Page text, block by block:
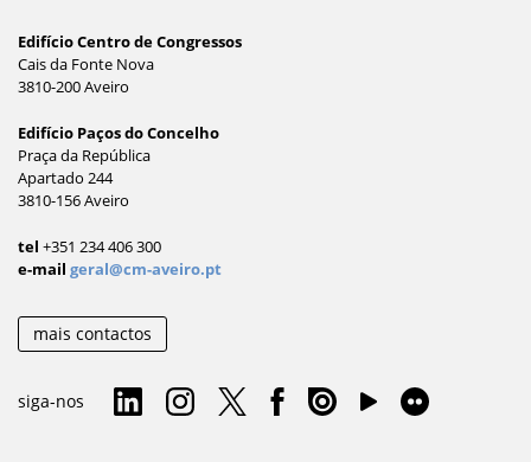
Edifício Centro de Congressos
Cais da Fonte Nova
3810-200 Aveiro
Edifício Paços do Concelho
Praça da República
Apartado 244
3810-156 Aveiro
tel +351 234 406 300
e-mail geral@cm-aveiro.pt
mais contactos
siga-nos